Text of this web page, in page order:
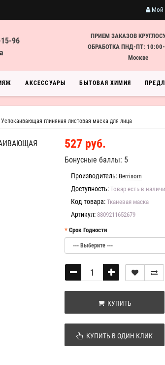
Мой
96
ПРИЕМ ЗАКАЗОВ
ОБРАБОТКА ПНД-ПТ:
Москве
АКСЕССУАРЫ БЫТОВАЯ ХИМИЯ
глиняная листовая маска для лица
527 руб.
Бонусные баллы: 5
Производитель: Berrisom
Доступность: Товар есть в
Код товара: Тканевая маска
Артикул: 8809211652679
Срок Годности
КУПИТЬ
КУПИТЬ В ОДИН КЛИК